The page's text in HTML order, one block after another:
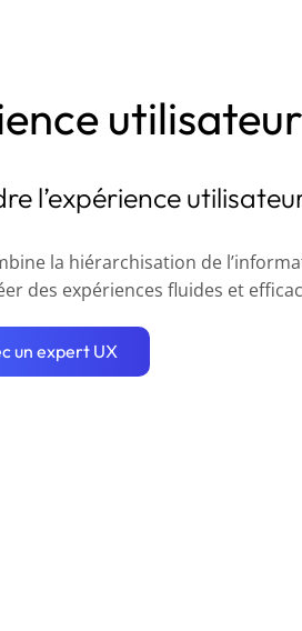
l’expérience
la hiérarchisation de
des expériences fluides et
un expert UX